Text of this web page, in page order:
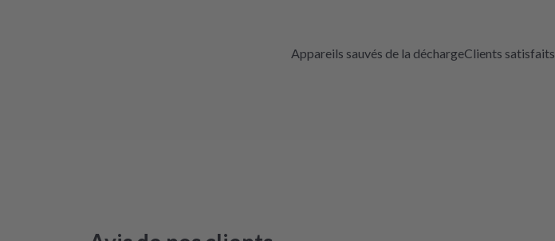
Appareils sauvés de la déchargeClients satisfaits